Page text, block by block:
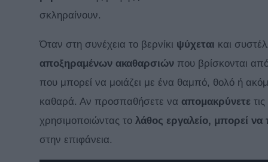
σκληραίνουν.
Όταν στη συνέχεια το βερνίκι ψύχεται και
αποξηραμένων ακαθαρσιών που βρίσκονται
που μπορεί να μοιάζει με ένα θαμπό, θολό ή
καθαρά. Αν προσπαθήσετε να απομακρύνετε
χρησιμοποιώντας το λάθος εργαλείο, μπορεί να
στην επιφάνεια.